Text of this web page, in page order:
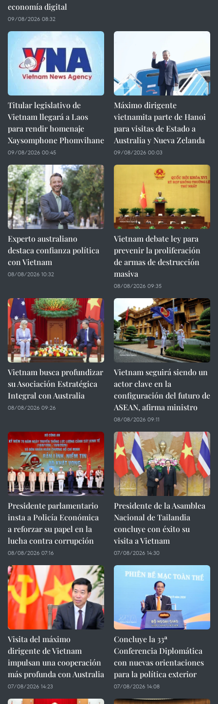
economía digital
09/08/2026 08:32
Titular legislativo de
Vietnam llegará a Laos
para rendir homenaje
Xaysomphone Phomvihane
09/08/2026 00:45
Máximo dirigente
vietnamita parte de Hanoi
para visitas de Estado a
Australia y Nueva Zelanda
09/08/2026 00:03
Experto australiano
destaca confianza política
con Vietnam
08/08/2026 10:32
Vietnam debate ley para
prevenir la proliferación
de armas de destrucción
masiva
08/08/2026 09:35
Vietnam busca profundizar
su Asociación Estratégica
Integral con Australia
08/08/2026 09:26
Vietnam seguirá siendo un
actor clave en la
configuración del futuro de
ASEAN, afirma ministro
08/08/2026 09:11
Presidente parlamentario
insta a Policía Económica
a reforzar su papel en la
lucha contra corrupción
08/08/2026 07:16
Presidente de la Asamblea
Nacional de Tailandia
concluye con éxito su
visita a Vietnam
07/08/2026 14:30
Visita del máximo
dirigente de Vietnam
impulsan una cooperación
más profunda con Australia
07/08/2026 14:23
Concluye la 33ª
Conferencia Diplomática
con nuevas orientaciones
para la política exterior
07/08/2026 14:08